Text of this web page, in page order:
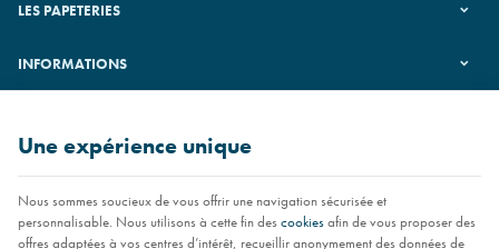
LES PAPETERIES
INFORMATIONS
Une expérience unique
Nous sommes soucieux de vous offrir une navigation sécurisée et
personnalisable. Nous utilisons à cette fin descookiesafin de vous proposer des
offres adaptées à vos centres d’intérêt, recueillir anonymement des données de